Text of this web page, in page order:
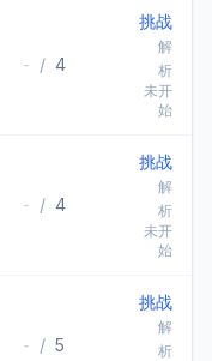
- / 4
挑战
解
析
未开
始
- / 4
挑战
解
析
未开
始
- / 5
挑战
解
析